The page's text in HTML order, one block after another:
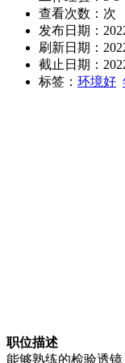
查看次数： 次
发布日期：
刷新日期：
截止日期：
标签： 环境好
职位描述
能够熟练的检验透